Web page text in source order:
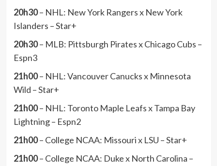
20h30– NHL: New York Rangers x New York
Islanders – Star+
20h30– MLB: Pittsburgh Pirates x Chicago Cubs –
Espn3
21h00– NHL: Vancouver Canucks x Minnesota
Wild – Star+
21h00– NHL: Toronto Maple Leafs x Tampa Bay
Lightning – Espn2
21h00– College NCAA: Missouri x LSU – Star+
21h00– College NCAA: Duke x North Carolina –